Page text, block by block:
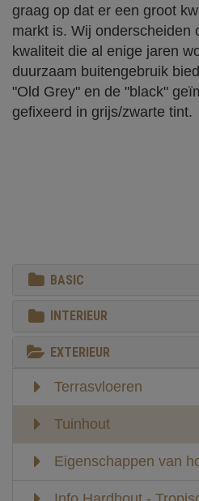
graag op dat er een groot
markt is. Wij onderscheiden
kwaliteit die al enige jaren
duurzaam buitengebruik
"Old Grey" en de "black"
gefixeerd in grijs/zwarte tint.
BASIC
INTERIEUR
EXTERIEUR
Terrasvloeren
Tuinhout
Eigenschappen van